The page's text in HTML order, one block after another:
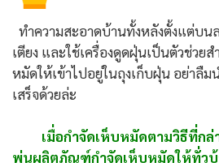
ทำความสะอาดบ้านทั้งหลังตั้งแต่บนล
เตียง และใช้เครื่องดูดฝุ่นเป็นตัวช่วย
หมัดให้เข้าไปอยู่ในถุงเก็บฝุ่น อย่าลื
เสร็จด้วยล่ะ
เมื่อกำจัดเห็บหมัดตามวิธีที่กล่
พ่นผลิตภัณฑ์กำจัดเห็บหมัดให้ทั่วบ้